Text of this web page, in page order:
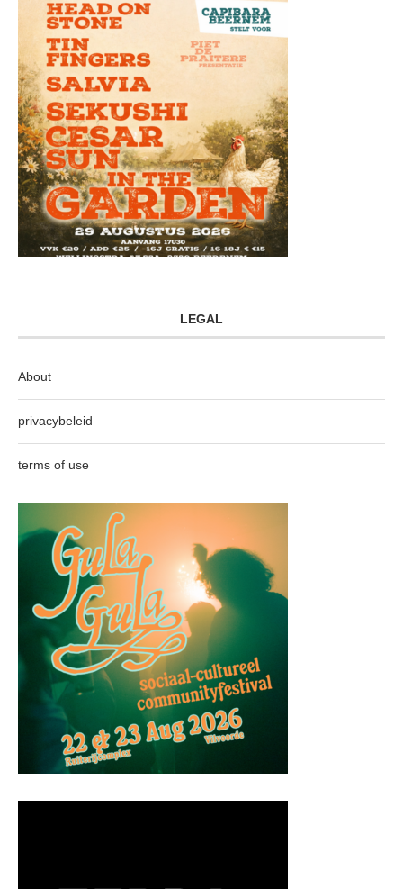
LEGAL
About
privacybeleid
terms of use